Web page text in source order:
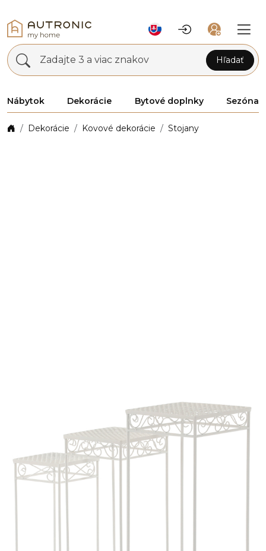
Zadajte 3 a viac znakov Hľadať
Nábytok Dekorácie Bytové doplnky Sezóna
Dekorácie Kovové dekorácie Stojany